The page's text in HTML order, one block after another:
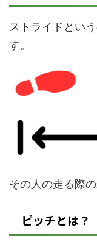
ストライドとい
す。
その人の走る際
ピッチとは？